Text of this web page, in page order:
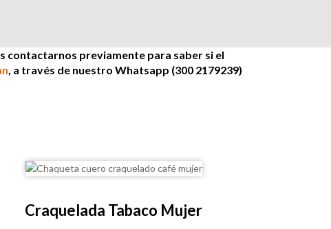
contactarnos previamente para saber si el
, a través de nuestro Whatsapp (300 2179239)
Craquelada Tabaco Mujer